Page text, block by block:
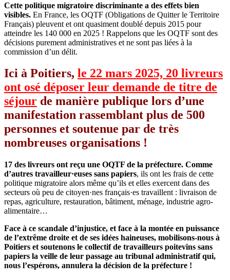
Cette politique migratoire discriminante a des effets bien
visibles. En France, les OQTF (Obligations de Quitter le Territoire
Français) pleuvent et ont quasiment doublé depuis 2015 pour
atteindre les 140 000 en 2025 ! Rappelons que les OQTF sont des
décisions purement administratives et ne sont pas liées à la
commission d’un délit.
Ici à Poitiers, le 22 mars 2025, 20 livreurs
ont osé déposer leur demande de titre de
séjour de manière publique lors d’une
manifestation rassemblant plus de 500
personnes et soutenue par de très
nombreuses organisations !
17 des livreurs ont reçu une OQTF de la préfecture. Comme
d’autres travailleur·euses sans papiers, ils ont les frais de cette
politique migratoire alors même qu’ils et elles exercent dans des
secteurs où peu de citoyen·nes français·es travaillent : livraison de
repas, agriculture, restauration, bâtiment, ménage, industrie agro-
alimentaire…
Face à ce scandale d’injustice, et face à la montée en puissance
de l’extrême droite et de ses idées haineuses, mobilisons-nous à
Poitiers et soutenons le collectif de travailleurs poitevins sans
papiers la veille de leur passage au tribunal administratif qui,
nous l’espérons, annulera la décision de la préfecture !